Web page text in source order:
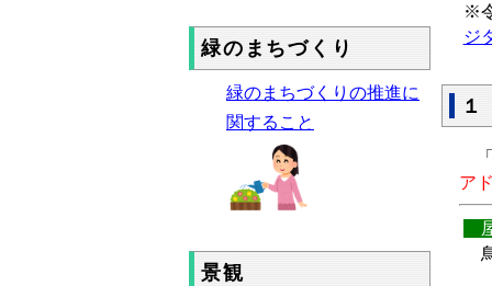
緑のまちづくり
緑のまちづくりの推進に
関すること
景観
※
ジ
１
「
ア